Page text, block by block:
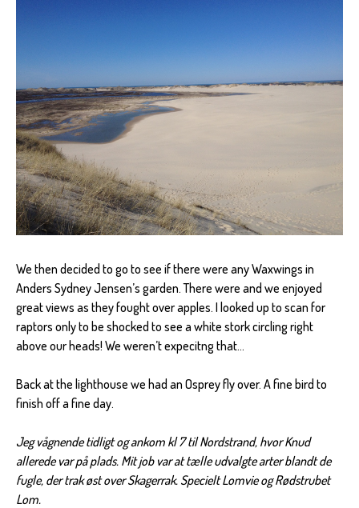
We then decided to go to see if there were any Waxwings in
Anders Sydney Jensen’s garden. There were and we enjoyed
great views as they fought over apples. I looked up to scan for
raptors only to be shocked to see a white stork circling right
above our heads! We weren’t expecitng that…
Back at the lighthouse we had an Osprey fly over. A fine bird to
finish off a fine day.
Jeg vågnende tidligt og ankom kl 7 til Nordstrand, hvor Knud
allerede var på plads. Mit job var at tælle udvalgte arter blandt de
fugle, der trak øst over Skagerrak. Specielt Lomvie og Rødstrubet
Lom.